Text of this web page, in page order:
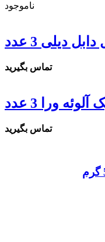
ناموجود
دیلی 3 عدد
تماس بگیرید
ورا 3 عدد
تماس بگیرید